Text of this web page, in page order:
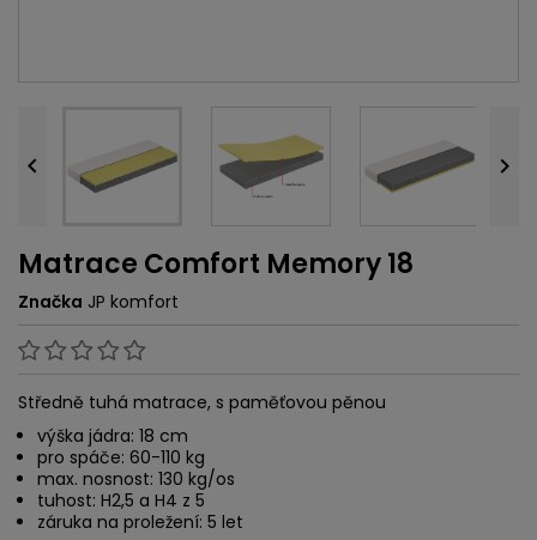
 
Matrace Comfort Memory 18
Značka JP komfort
Středně tuhá matrace, s paměťovou pěnou
výška jádra: 18 cm
pro spáče: 60-110 kg
max. nosnost: 130 kg/os
tuhost: H2,5 a H4 z 5
záruka na proležení: 5 let